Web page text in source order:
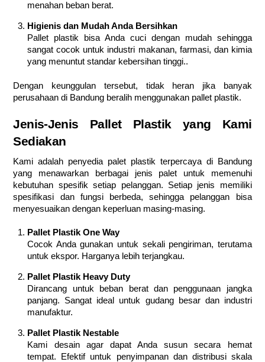
menahan beban berat.
Higienis dan Mudah Anda Bersihkan
Pallet plastik bisa Anda cuci dengan mudah sehingga
sangat cocok untuk industri makanan, farmasi, dan kimia
yang menuntut standar kebersihan tinggi..
Dengan keunggulan tersebut, tidak heran jika banyak
perusahaan di Bandung beralih menggunakan pallet plastik.
Jenis-Jenis Pallet Plastik yang Kami
Sediakan
Kami adalah penyedia palet plastik terpercaya di Bandung
yang menawarkan berbagai jenis palet untuk memenuhi
kebutuhan spesifik setiap pelanggan. Setiap jenis memiliki
spesifikasi dan fungsi berbeda, sehingga pelanggan bisa
menyesuaikan dengan keperluan masing-masing.
Pallet Plastik One Way
Cocok Anda gunakan untuk sekali pengiriman, terutama
untuk ekspor. Harganya lebih terjangkau.
Pallet Plastik Heavy Duty
Dirancang untuk beban berat dan penggunaan jangka
panjang. Sangat ideal untuk gudang besar dan industri
manufaktur.
Pallet Plastik Nestable
Kami desain agar dapat Anda susun secara hemat
tempat. Efektif untuk penyimpanan dan distribusi skala